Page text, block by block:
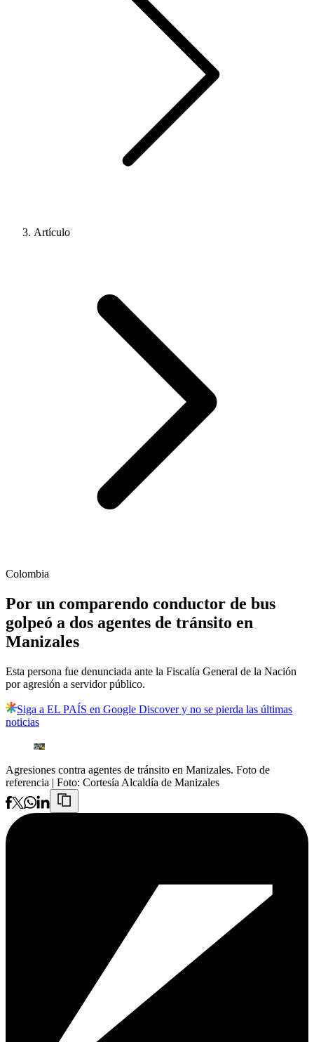
Artículo
Colombia
Por un comparendo conductor de bus
golpeó a dos agentes de tránsito en
Manizales
Esta persona fue denunciada ante la Fiscalía General de la Nación
por agresión a servidor público.
Siga a EL PAÍS en Google Discover y no se pierda las últimas
noticias
Agresiones contra agentes de tránsito en Manizales. Foto de
referencia | Foto: Cortesía Alcaldía de Manizales